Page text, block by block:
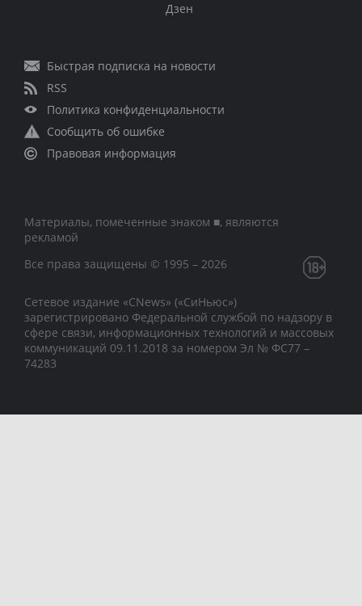
Дзен
Быстрая подписка на новости
RSS
Политика конфиденциальности
Сообщить об ошибке
Правовая информация
Материалы, помеченные знаком ■, являются
рекламой
Все права защищены © 1995 – 2026
Сетевое издание «CNews» («СиНьюс»)
зарегистрировано Федеральной службой по надзору в
сфере связи, информационных технологий и массовых
коммуникаций 09.11.2018 за номером Эл № ФС77 –
74283